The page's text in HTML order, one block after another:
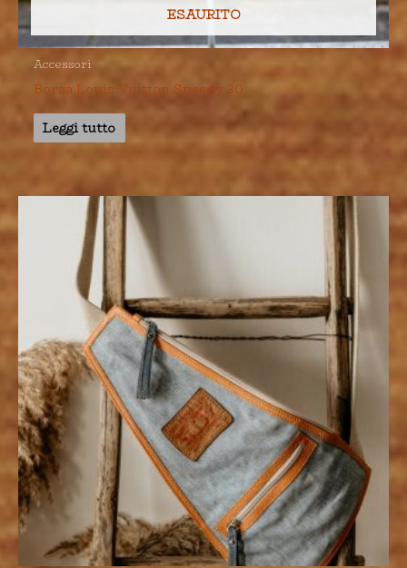
ESAURITO
Accessori
Borsa Louis Vuitton Speedy 30
Leggi tutto